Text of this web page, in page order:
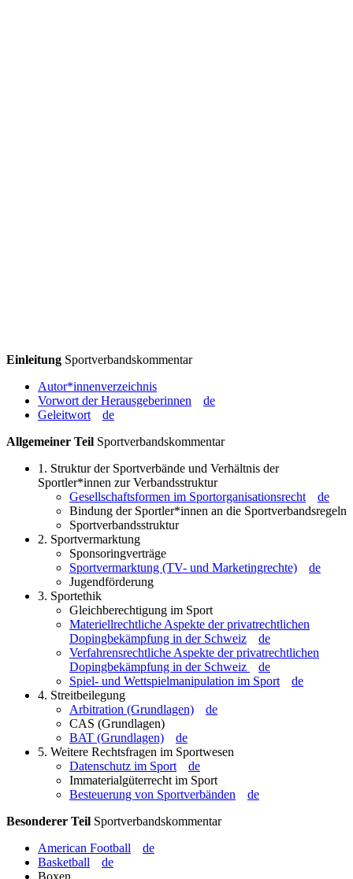
Einleitung Sportverbandskommentar
Autor*innenverzeichnis
Vorwort der Herausgeberinnen
de
Geleitwort
de
Allgemeiner Teil Sportverbandskommentar
1. Struktur der Sportverbände und Verhältnis der
Sportler*innen zur Verbandsstruktur
Gesellschaftsformen im Sportorganisationsrecht
de
Bindung der Sportler*innen an die Sportverbandsregeln
Sportverbandsstruktur
2. Sportvermarktung
Sponsoringverträge
Sportvermarktung (TV- und Marketingrechte)
de
Jugendförderung
3. Sportethik
Gleichberechtigung im Sport
Materiellrechtliche Aspekte der privatrechtlichen
Dopingbekämpfung in der Schweiz
de
Verfahrensrechtliche Aspekte der privatrechtlichen
Dopingbekämpfung in der Schweiz
de
Spiel- und Wettspielmanipulation im Sport
de
4. Streitbeilegung
Arbitration (Grundlagen)
de
CAS (Grundlagen)
BAT (Grundlagen)
de
5. Weitere Rechtsfragen im Sportwesen
Datenschutz im Sport
de
Immaterialgüterrecht im Sport
Besteuerung von Sportverbänden
de
Besonderer Teil Sportverbandskommentar
American Football
de
Basketball
de